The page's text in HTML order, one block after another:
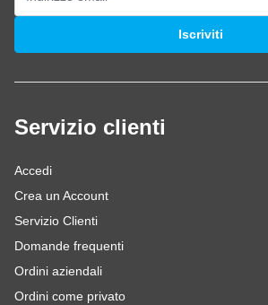
Indirizzo email
Iscriviti
Servizio clienti
Accedi
Crea un Account
Servizio Clienti
Domande frequenti
Ordini aziendali
Ordini come privato